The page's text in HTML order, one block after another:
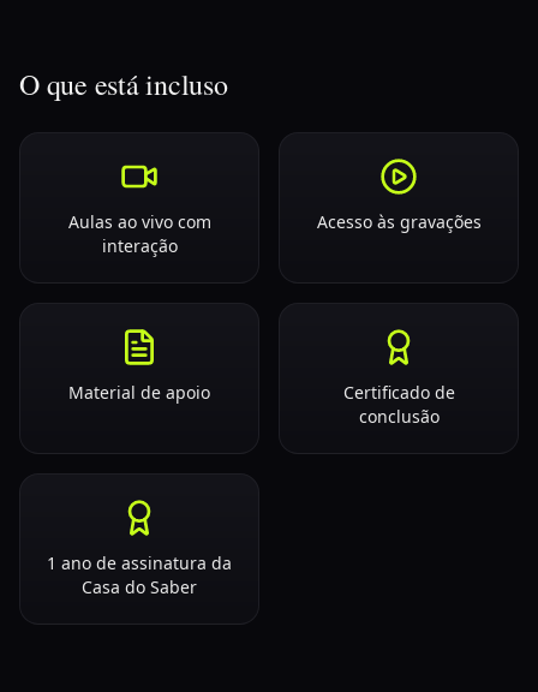
O que está incluso
Aulas ao vivo com
interação
Acesso às gravações
Material de apoio
Certificado de
conclusão
1 ano de assinatura da
Casa do Saber